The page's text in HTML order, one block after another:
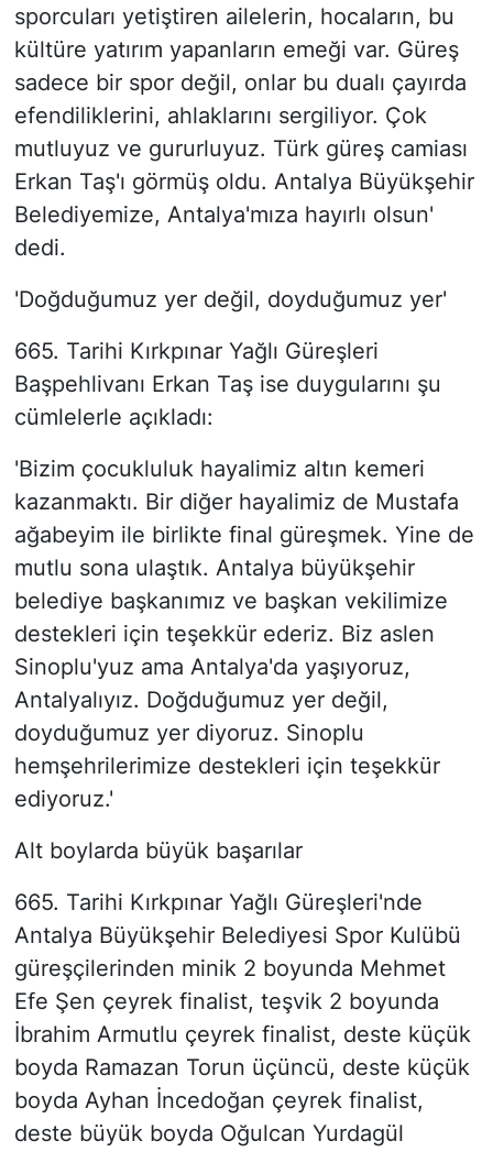
sporcuları yetiştiren ailelerin, hocaların, bu
kültüre yatırım yapanların emeği var. Güreş
sadece bir spor değil, onlar bu dualı çayırda
efendiliklerini, ahlaklarını sergiliyor. Çok
mutluyuz ve gururluyuz. Türk güreş camiası
Erkan Taş'ı görmüş oldu. Antalya Büyükşehir
Belediyemize, Antalya'mıza hayırlı olsun'
dedi.
'Doğduğumuz yer değil, doyduğumuz yer'
665. Tarihi Kırkpınar Yağlı Güreşleri
Başpehlivanı Erkan Taş ise duygularını şu
cümlelerle açıkladı:
'Bizim çocukluluk hayalimiz altın kemeri
kazanmaktı. Bir diğer hayalimiz de Mustafa
ağabeyim ile birlikte final güreşmek. Yine de
mutlu sona ulaştık. Antalya büyükşehir
belediye başkanımız ve başkan vekilimize
destekleri için teşekkür ederiz. Biz aslen
Sinoplu'yuz ama Antalya'da yaşıyoruz,
Antalyalıyız. Doğduğumuz yer değil,
doyduğumuz yer diyoruz. Sinoplu
hemşehrilerimize destekleri için teşekkür
ediyoruz.'
Alt boylarda büyük başarılar
665. Tarihi Kırkpınar Yağlı Güreşleri'nde
Antalya Büyükşehir Belediyesi Spor Kulübü
güreşçilerinden minik 2 boyunda Mehmet
Efe Şen çeyrek finalist, teşvik 2 boyunda
İbrahim Armutlu çeyrek finalist, deste küçük
boyda Ramazan Torun üçüncü, deste küçük
boyda Ayhan İncedoğan çeyrek finalist,
deste büyük boyda Oğulcan Yurdagül